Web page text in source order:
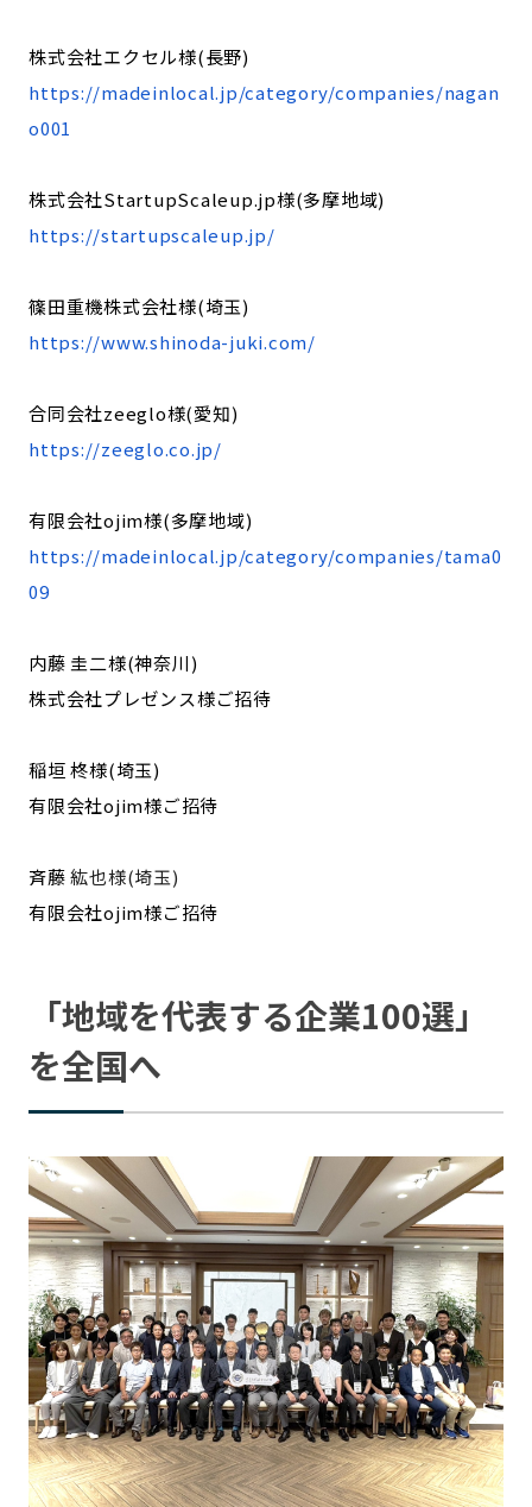
株式会社エクセル様(長野)
https://madeinlocal.jp/category/companies/nagan
o001
株式会社StartupScaleup.jp様(多摩地域)
https://startupscaleup.jp/
篠田重機株式会社様(埼玉)
https://www.shinoda-juki.com/
合同会社zeeglo様(愛知)
https://zeeglo.co.jp/
有限会社ojim様(多摩地域)
https://madeinlocal.jp/category/companies/tama0
09
内藤 圭二様(神奈川)
株式会社プレゼンス様ご招待
稲垣 柊様(埼玉)
有限会社ojim様ご招待
斉藤紘也様(埼玉)
有限会社ojim様ご招待
「地域を代表する企業100選」
を全国へ